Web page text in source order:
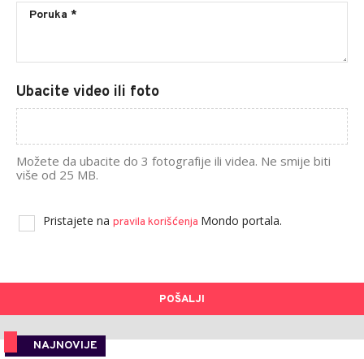
Ubacite video ili foto
Možete da ubacite do 3 fotografije ili videa. Ne smije biti
više od 25 MB.
Pristajete na pravila korišćenja Mondo portala.
POŠALJI
NAJNOVIJE